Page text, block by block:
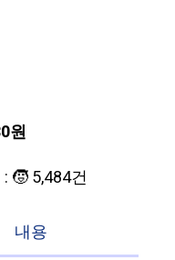
원
🧒 5,484건
내용